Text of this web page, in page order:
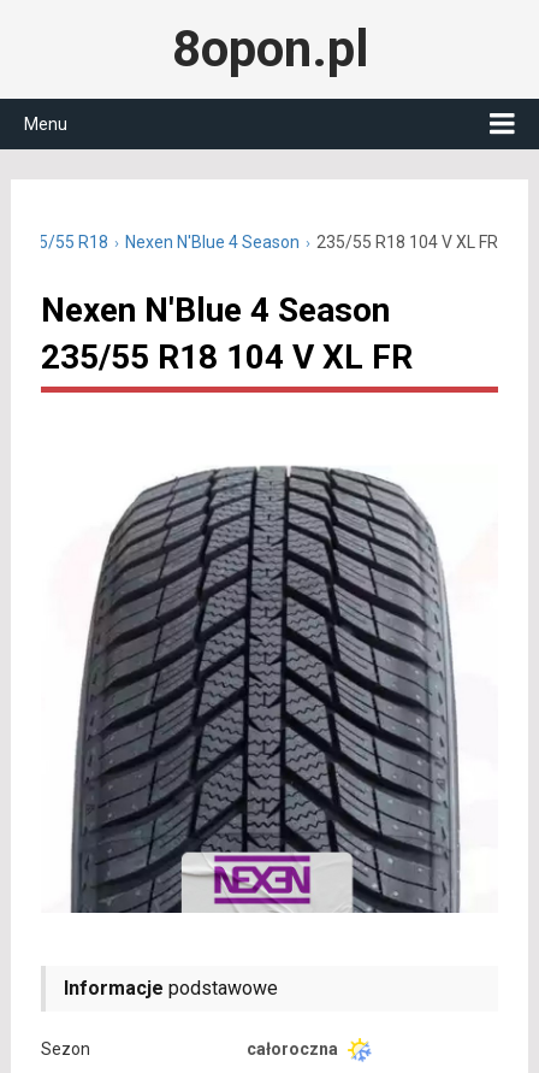
8opon.pl
Menu
235/55 R18 Nexen N'Blue 4 Season 235/55 R18 104 V XL FR
Nexen N'Blue 4 Season
235/55 R18 104 V XL FR
Informacje podstawowe
Sezon
całoroczna